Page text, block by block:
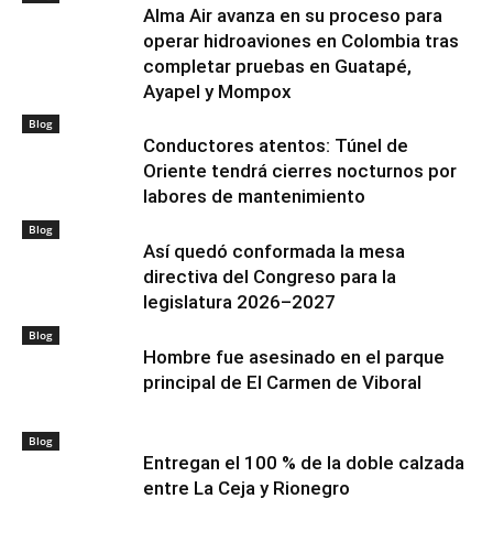
Alma Air avanza en su proceso para
operar hidroaviones en Colombia tras
completar pruebas en Guatapé,
Ayapel y Mompox
Blog
Conductores atentos: Túnel de
Oriente tendrá cierres nocturnos por
labores de mantenimiento
Blog
Así quedó conformada la mesa
directiva del Congreso para la
legislatura 2026–2027
Blog
Hombre fue asesinado en el parque
principal de El Carmen de Viboral
Blog
Entregan el 100 % de la doble calzada
entre La Ceja y Rionegro